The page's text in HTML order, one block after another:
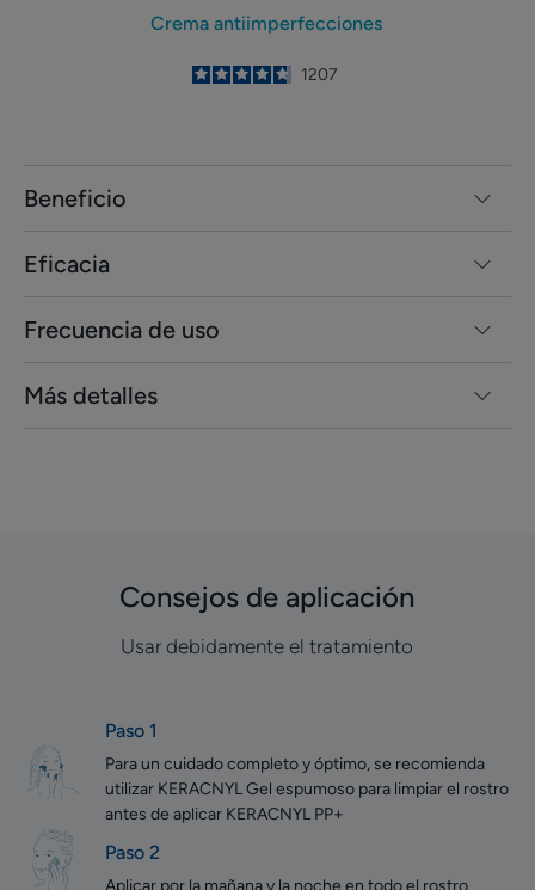
Crema antiimperfecciones
4.8
/5
1207
Beneficio
Eficacia
Frecuencia de uso
Más detalles
Consejos de aplicación
Usar debidamente el tratamiento
Paso 1
Para un cuidado completo y óptimo, se recomienda
utilizar KERACNYL Gel espumoso para limpiar el rostro
antes de aplicar KERACNYL PP+
Paso 2
Aplicar por la mañana y la noche en todo el rostro